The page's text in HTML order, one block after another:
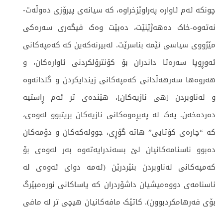
چونکە ئەم ئاوارە پەراوێزخراوە، کە سیانەی پیرۆزی دەوڵەت-
نەتەوە-خاک دەهەژێنێت، دەبێت وەک فیگەری سەرەکی
مێژووی سیاسی ئێمە بناسرێت. لەبیرنەکەین کە کەمپەکانی
ئەوڕوپا سەرەتا داندران بۆ کۆنترۆلکردنی ئاوارەکان، و
هەروەها سەرهەڵدانی کەمپەکانی زیندایکردن و گلدانەوە
و لەناوبردن [هی نازیەکان]، هێندەی تر ئەم ڕاستیە
دەردەخەن. یەک لە پەیڕەوەکانی نازیەکان بریتبوو لەوەی،
کە “چارەی کۆتایی” هاتە گۆڕی، جوولەکەکان و دۆمەکان
دەبوو ناسنامەکانیان لێ بسەندرایەتەوە بەر لەوەی بۆ
کەمپەکانی لەناوبردن بنێردرێن (ئەمە دوای ئەوەی لە
ناسنامەی دووەمیشیان داشۆردران کە یاساکانی نورەمبێرگ
بۆی فەرهامکردبوون). کاتێک مافەکانیان هیچی تر لە مافی